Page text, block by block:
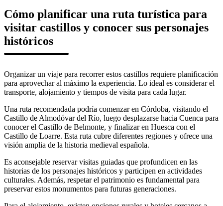
Cómo planificar una ruta turística para
visitar castillos y conocer sus personajes
históricos
Organizar un viaje para recorrer estos castillos requiere planificación
para aprovechar al máximo la experiencia. Lo ideal es considerar el
transporte, alojamiento y tiempos de visita para cada lugar.
Una ruta recomendada podría comenzar en Córdoba, visitando el
Castillo de Almodóvar del Río, luego desplazarse hacia Cuenca para
conocer el Castillo de Belmonte, y finalizar en Huesca con el
Castillo de Loarre. Esta ruta cubre diferentes regiones y ofrece una
visión amplia de la historia medieval española.
Es aconsejable reservar visitas guiadas que profundicen en las
historias de los personajes históricos y participen en actividades
culturales. Además, respetar el patrimonio es fundamental para
preservar estos monumentos para futuras generaciones.